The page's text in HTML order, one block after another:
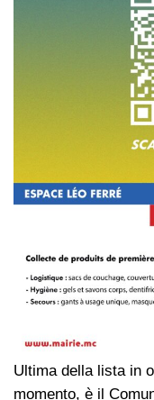
Ultima della lista in
momento, è il